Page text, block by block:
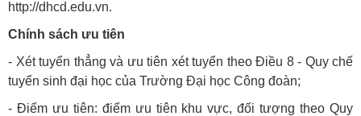
http://dhcd.edu.vn.
Chính sách ưu tiên
- Xét tuyển thẳng và ưu tiên xét tuyển theo Điều 8 - Quy chế
tuyển sinh đại học của Trường Đại học Công đoàn;
- Điểm ưu tiên: điểm ưu tiên khu vực, đối tượng theo Quy